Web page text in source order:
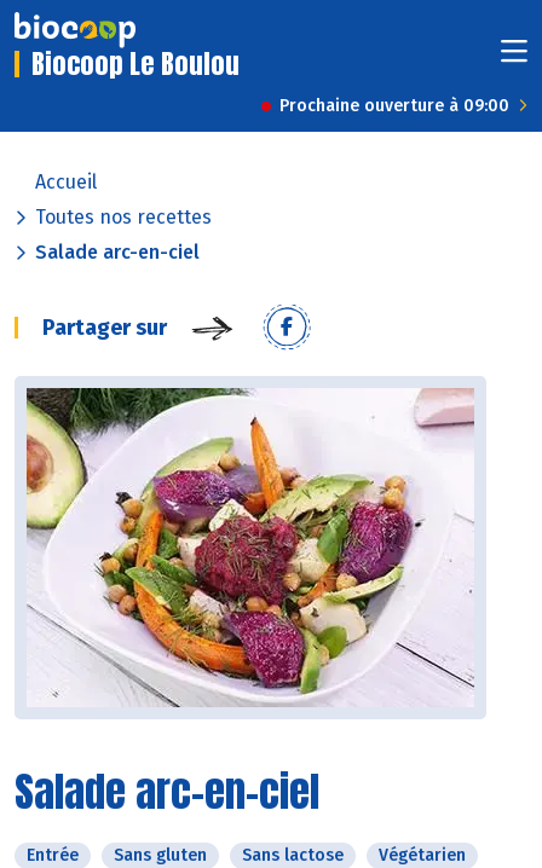
Biocoop Le Boulou
Prochaine ouverture à 09:00
Accueil
Toutes nos recettes
Salade arc-en-ciel
Partager sur
Salade arc-en-ciel
Entrée Sans gluten Sans lactose
Végétarien